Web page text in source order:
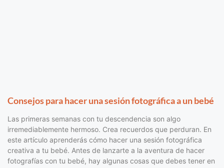
Consejos para hacer una sesión fotográfica a un bebé
Las primeras semanas con tu descendencia son algo
irremediablemente hermoso. Crea recuerdos que perduran. En
este artículo aprenderás cómo hacer una sesión fotográfica
creativa a tu bebé. Antes de lanzarte a la aventura de hacer
fotografías con tu bebé, hay algunas cosas que debes tener en